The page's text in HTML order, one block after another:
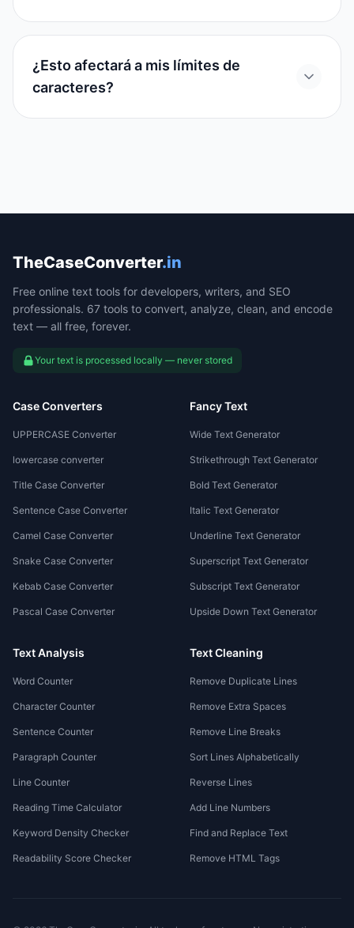
¿Esto afectará a mis límites de
caracteres?
TheCaseConverter.in
Free online text tools for developers, writers, and SEO
professionals. 67 tools to convert, analyze, clean, and encode
text — all free, forever.
Your text is processed locally — never stored
Case Converters
UPPERCASE Converter
lowercase converter
Title Case Converter
Sentence Case Converter
Camel Case Converter
Snake Case Converter
Kebab Case Converter
Pascal Case Converter
Fancy Text
Wide Text Generator
Strikethrough Text Generator
Bold Text Generator
Italic Text Generator
Underline Text Generator
Superscript Text Generator
Subscript Text Generator
Upside Down Text Generator
Text Analysis
Word Counter
Character Counter
Sentence Counter
Paragraph Counter
Line Counter
Reading Time Calculator
Keyword Density Checker
Readability Score Checker
Text Cleaning
Remove Duplicate Lines
Remove Extra Spaces
Remove Line Breaks
Sort Lines Alphabetically
Reverse Lines
Add Line Numbers
Find and Replace Text
Remove HTML Tags